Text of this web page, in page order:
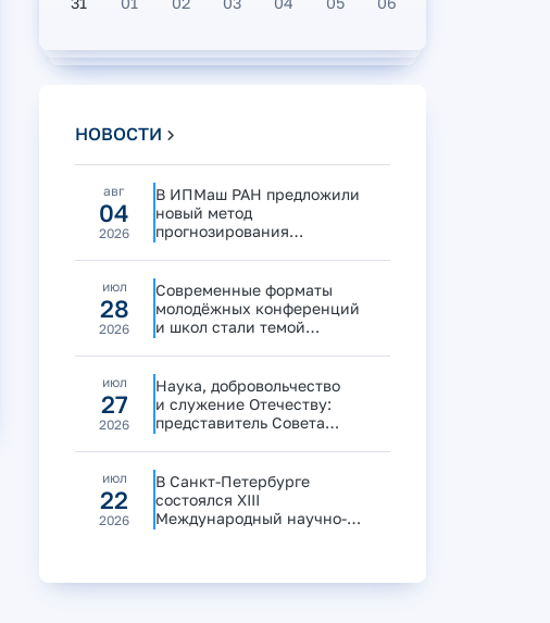
НОВОСТИ
авг
04
2026
В ИПМаш РАН предложили
новый метод
прогнозирования
июл
28
2026
Современные форматы
молодёжных конференций
и школ стали темой
июл
27
2026
Наука, добровольчество
и служение Отечеству:
представитель Совета
«Маяки побед»
июл
22
2026
В Санкт-Петербурге
состоялся XIII
Международный научно-